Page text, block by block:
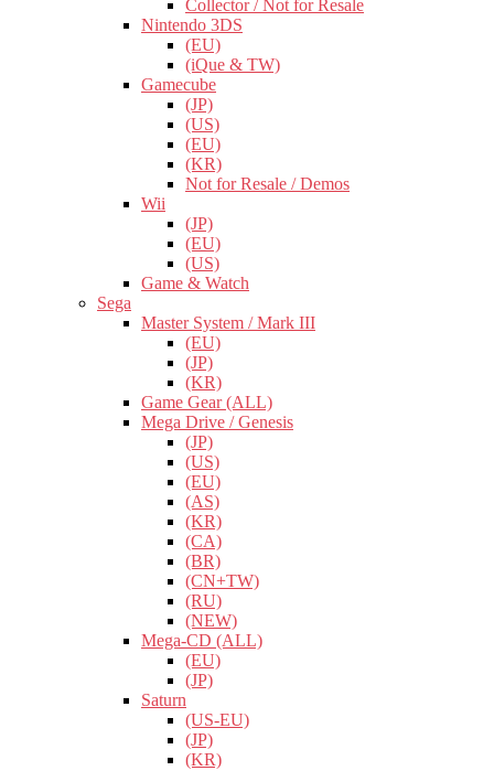
Collector / Not for Resale
Nintendo 3DS
(EU)
(iQue & TW)
Gamecube
(JP)
(US)
(EU)
(KR)
Not for Resale / Demos
Wii
(JP)
(EU)
(US)
Game & Watch
Sega
Master System / Mark III
(EU)
(JP)
(KR)
Game Gear (ALL)
Mega Drive / Genesis
(JP)
(US)
(EU)
(AS)
(KR)
(CA)
(BR)
(CN+TW)
(RU)
(NEW)
Mega-CD (ALL)
(EU)
(JP)
Saturn
(US-EU)
(JP)
(KR)